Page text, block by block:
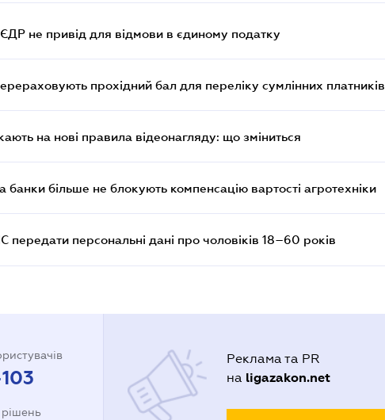
не привід для відмови в єдиному податку
прохідний бал для переліку сумлінних платників
на нові правила відеонагляду: що зміниться
більше не блокують компенсацію вартості агротехніки
передати персональні дані про чоловіків 18–60 років
рішень
Реклама та PR
на ligazakon.net